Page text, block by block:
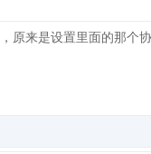
原来是设置里面的那个